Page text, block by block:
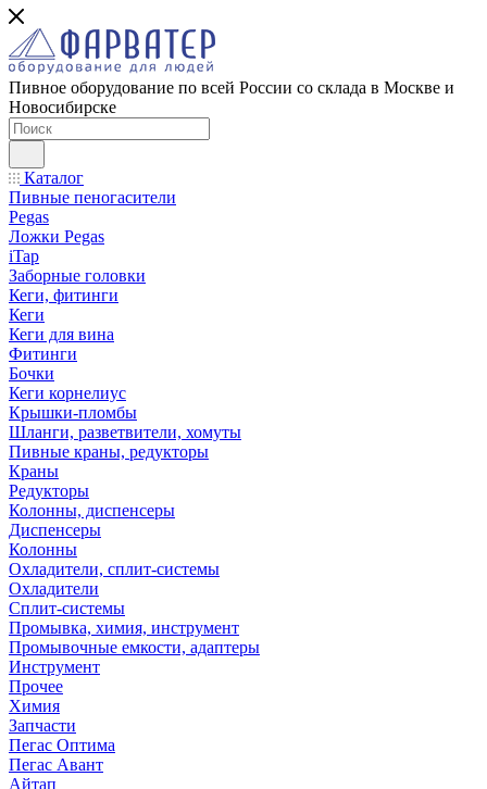
Пивное оборудование по всей России со склада в Москве и
Новосибирске
Каталог
Пивные пеногасители
Pegas
Ложки Pegas
iTap
Заборные головки
Кеги, фитинги
Кеги
Кеги для вина
Фитинги
Бочки
Кеги корнелиус
Крышки-пломбы
Шланги, разветвители, хомуты
Пивные краны, редукторы
Краны
Редукторы
Колонны, диспенсеры
Диспенсеры
Колонны
Охладители, сплит-системы
Охладители
Сплит-системы
Промывка, химия, инструмент
Промывочные емкости, адаптеры
Инструмент
Прочее
Химия
Запчасти
Пегас Оптима
Пегас Авант
Айтап